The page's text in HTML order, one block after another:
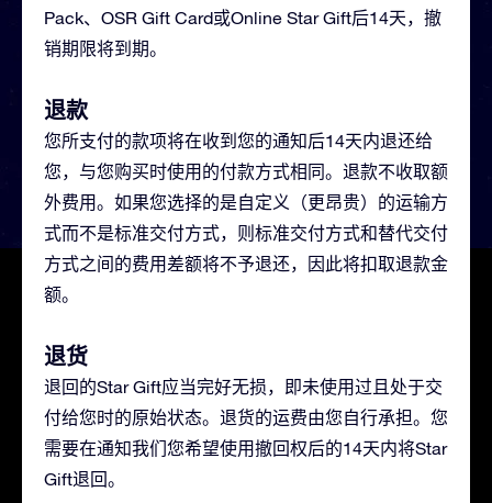
Pack、OSR Gift Card或Online Star Gift后14天，撤
销期限将到期。
退款
您所支付的款项将在收到您的通知后14天内退还给
您，与您购买时使用的付款方式相同。退款不收取额
外费用。如果您选择的是自定义（更昂贵）的运输方
式而不是标准交付方式，则标准交付方式和替代交付
方式之间的费用差额将不予退还，因此将扣取退款金
额。
退货
退回的Star Gift应当完好无损，即未使用过且处于交
付给您时的原始状态。退货的运费由您自行承担。您
需要在通知我们您希望使用撤回权后的14天内将Star
Gift退回。